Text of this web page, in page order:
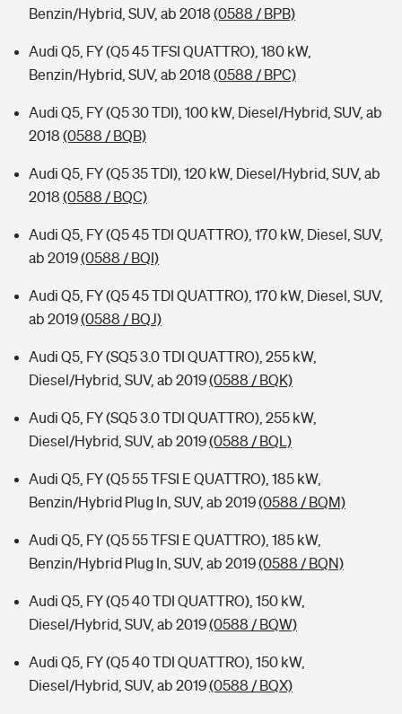
Benzin/Hybrid, SUV, ab 2018 (0588 / BPB)
Audi Q5, FY (Q5 45 TFSI QUATTRO), 180 kW,
Benzin/Hybrid, SUV, ab 2018 (0588 / BPC)
Audi Q5, FY (Q5 30 TDI), 100 kW, Diesel/Hybrid, SUV, ab
2018 (0588 / BQB)
Audi Q5, FY (Q5 35 TDI), 120 kW, Diesel/Hybrid, SUV, ab
2018 (0588 / BQC)
Audi Q5, FY (Q5 45 TDI QUATTRO), 170 kW, Diesel, SUV,
ab 2019(0588 / BQI)
Audi Q5, FY (Q5 45 TDI QUATTRO), 170 kW, Diesel, SUV,
ab 2019(0588 / BQJ)
Audi Q5, FY (SQ5 3.0 TDI QUATTRO), 255 kW,
Diesel/Hybrid, SUV, ab 2019(0588 / BQK)
Audi Q5, FY (SQ5 3.0 TDI QUATTRO), 255 kW,
Diesel/Hybrid, SUV, ab 2019(0588 / BQL)
Audi Q5, FY (Q5 55 TFSI E QUATTRO), 185 kW,
Benzin/Hybrid Plug In, SUV, ab 2019(0588 / BQM)
Audi Q5, FY (Q5 55 TFSI E QUATTRO), 185 kW,
Benzin/Hybrid Plug In, SUV, ab 2019(0588 / BQN)
Audi Q5, FY (Q5 40 TDI QUATTRO), 150 kW,
Diesel/Hybrid, SUV, ab 2019(0588 / BQW)
Audi Q5, FY (Q5 40 TDI QUATTRO), 150 kW,
Diesel/Hybrid, SUV, ab 2019(0588 / BQX)